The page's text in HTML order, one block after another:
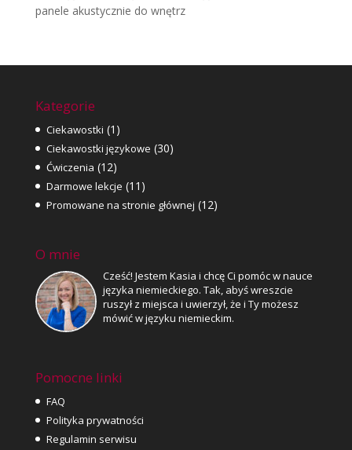
panele akustycznie do wnętrz
Kategorie
Ciekawostki (1)
Ciekawostki językowe (30)
Ćwiczenia (12)
Darmowe lekcje (11)
Promowane na stronie głównej (12)
O mnie
Cześć! Jestem Kasia i chcę Ci pomóc w nauce
języka niemieckiego. Tak, abyś wreszcie
ruszył z miejsca i uwierzył, że i Ty możesz
mówić w języku niemieckim.
Pomocne linki
FAQ
Polityka prywatności
Regulamin serwisu